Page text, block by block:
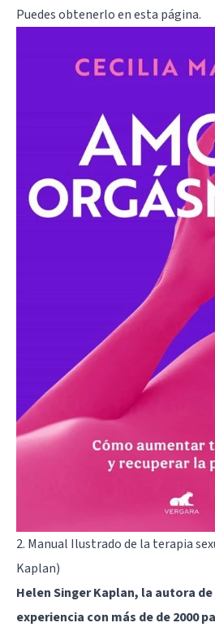
Puedes obtenerlo enesta página.
2. Manual Ilustrado de la terapia
Kaplan)
Helen Singer Kaplan, la autora
experiencia con más de de 2000